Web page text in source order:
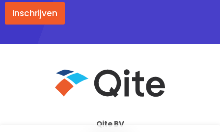
Qite BV
Inschrijven